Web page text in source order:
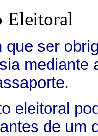
Eleitoral
que ser
mediante
eleitoral
de um